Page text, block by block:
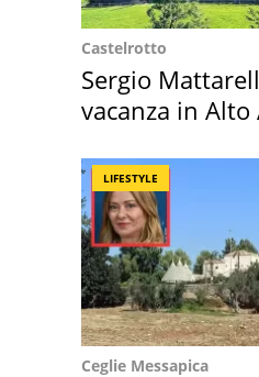
Castelrotto
Sergio
vacanza in Alto
LIFESTYLE
Ceglie Messapica